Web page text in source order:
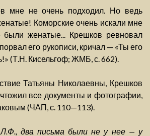
мне не очень подходил. Но ведь
Коморские очень искали мне
женатые... Крешков ревновал
его рукописи, кричал — «Ты его
(Т.Н. Кисельгоф; ЖМБ, с. 662).
Татьяны Николаевны, Крешков
все документы и фотографии,
(ЧАП, с. 110—113).
два письма были не у нее — у